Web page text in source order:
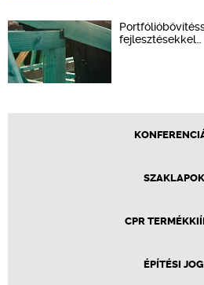
fejlesztésekkel…
SZAKLAPOK
CPR
ÉPÍTÉSI JOG